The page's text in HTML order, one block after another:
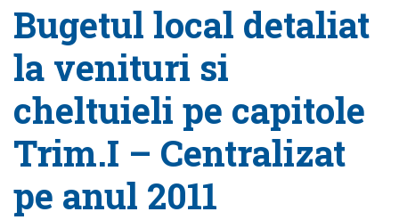
Bugetul local detaliat
la venituri si
cheltuieli pe capitole
Trim.I – Centralizat
pe anul 2011